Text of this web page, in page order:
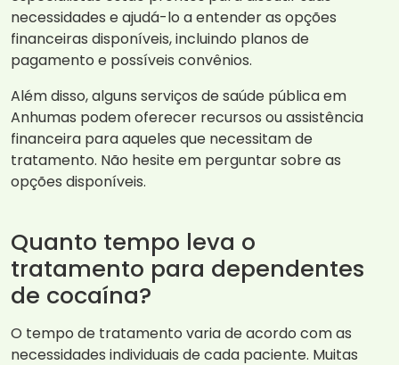
necessidades e ajudá-lo a entender as opções
financeiras disponíveis, incluindo planos de
pagamento e possíveis convênios.
Além disso, alguns serviços de saúde pública em
Anhumas podem oferecer recursos ou assistência
financeira para aqueles que necessitam de
tratamento. Não hesite em perguntar sobre as
opções disponíveis.
Quanto tempo leva o
tratamento para dependentes
de cocaína?
O tempo de tratamento varia de acordo com as
necessidades individuais de cada paciente. Muitas